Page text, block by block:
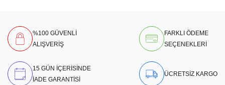
%100 GÜVENLİ
ALIŞVERİŞ
FARKLI ÖDEME
SEÇENEKLERİ
15 GÜN İÇERİSİNDE
İADE GARANTİSİ
ÜCRETSİZ KARGO